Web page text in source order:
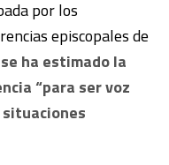
por los
episcopales de
se ha estimado la
“para ser voz